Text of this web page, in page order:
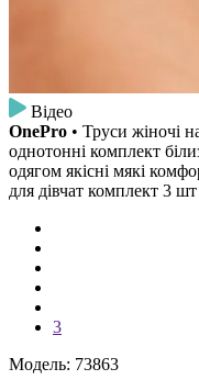
Відео
OnePro • Труси жіночі
однотонні комплект
одягом якісні мякі
для дівчат комплект 3
3
Модель: 73863